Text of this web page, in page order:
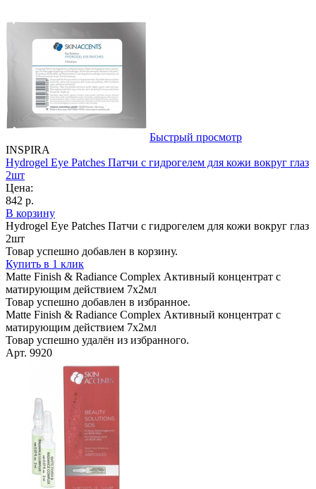
Быстрый просмотр
INSPIRA
Hydrogel Eye Patches Патчи с гидрогелем для кожи вокруг глаз
2шт
Цена:
842 р.
В корзину
Hydrogel Eye Patches Патчи с гидрогелем для кожи вокруг глаз
2шт
Товар успешно добавлен в корзину.
Купить в 1 клик
Matte Finish & Radiance Complex Активный концентрат с
матирующим действием 7х2мл
Товар успешно добавлен в избранное.
Matte Finish & Radiance Complex Активный концентрат с
матирующим действием 7х2мл
Товар успешно удалён из избранного.
Арт. 9920